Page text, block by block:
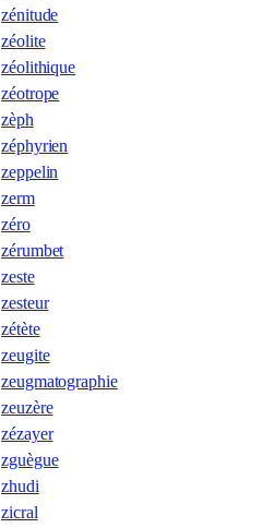
zénitude
zéolite
zéolithique
zéotrope
zèph
zéphyrien
zeppelin
zerm
zéro
zérumbet
zeste
zesteur
zétète
zeugite
zeugmatographie
zeuzère
zézayer
zguègue
zhudi
zicral